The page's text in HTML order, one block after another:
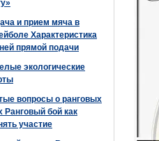
и прием мяча в
Характеристика
прямой подачи
экологические
вопросы о ранговых
Ранговый бой как
участие